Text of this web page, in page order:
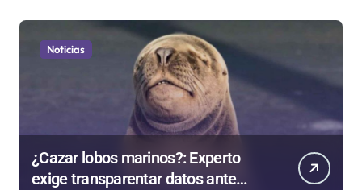
Noticias
¿Cazar lobos marinos?: Experto
exige transparentar datos ante